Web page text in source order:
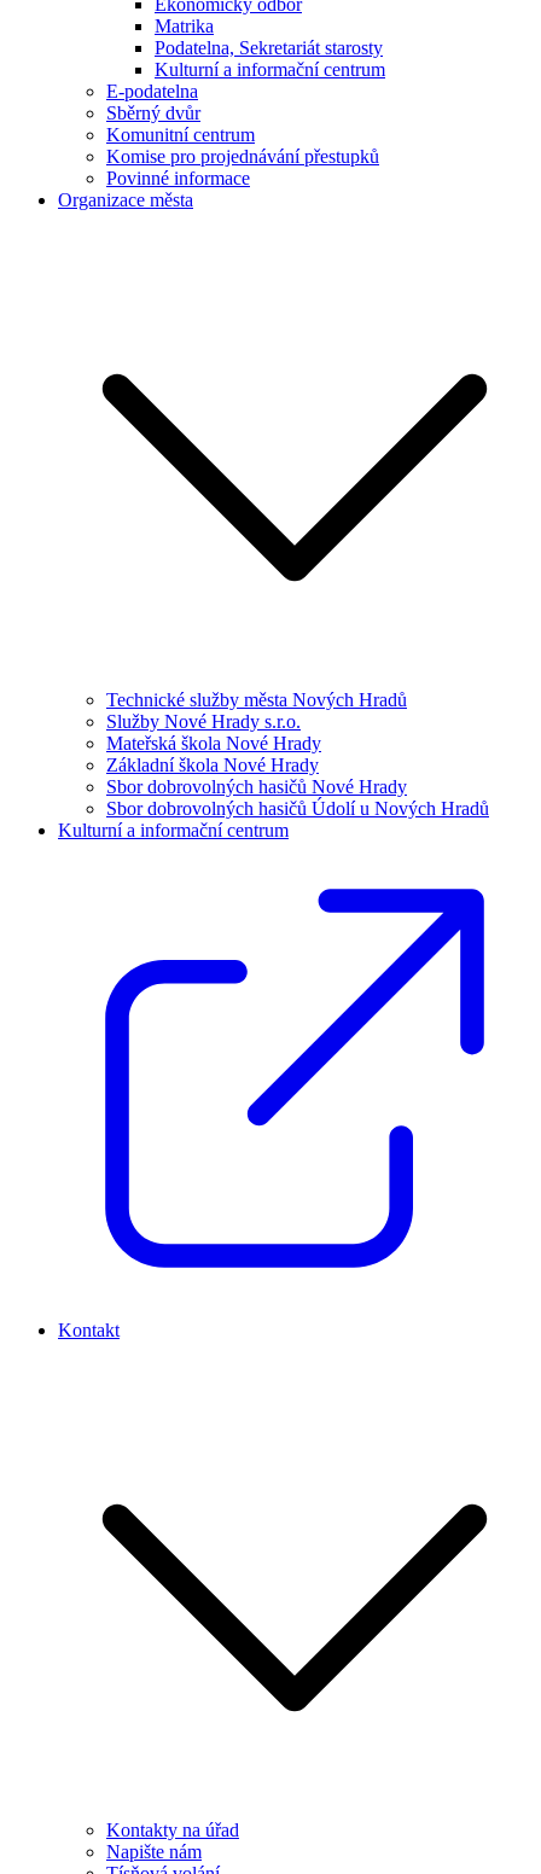
Ekonomický odbor
Matrika
Podatelna, Sekretariát starosty
Kulturní a informační centrum
E-podatelna
Sběrný dvůr
Komunitní centrum
Komise pro projednávání přestupků
Povinné informace
Organizace města
Technické služby města Nových Hradů
Služby Nové Hrady s.r.o.
Mateřská škola Nové Hrady
Základní škola Nové Hrady
Sbor dobrovolných hasičů Nové Hrady
Sbor dobrovolných hasičů Údolí u Nových Hradů
Kulturní a informační centrum
Kontakt
Kontakty na úřad
Napište nám